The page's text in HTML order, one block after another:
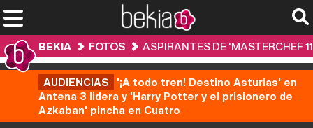
BEKIA FOTOS ASPIRANTES DE 'MASTERCHEF
AUDIENCIAS '¡A todo tren! Destino Asturias' en
Antena 3 lidera y 'Harry Potter y el prisionero de
Azkaban' pincha en Cuatro